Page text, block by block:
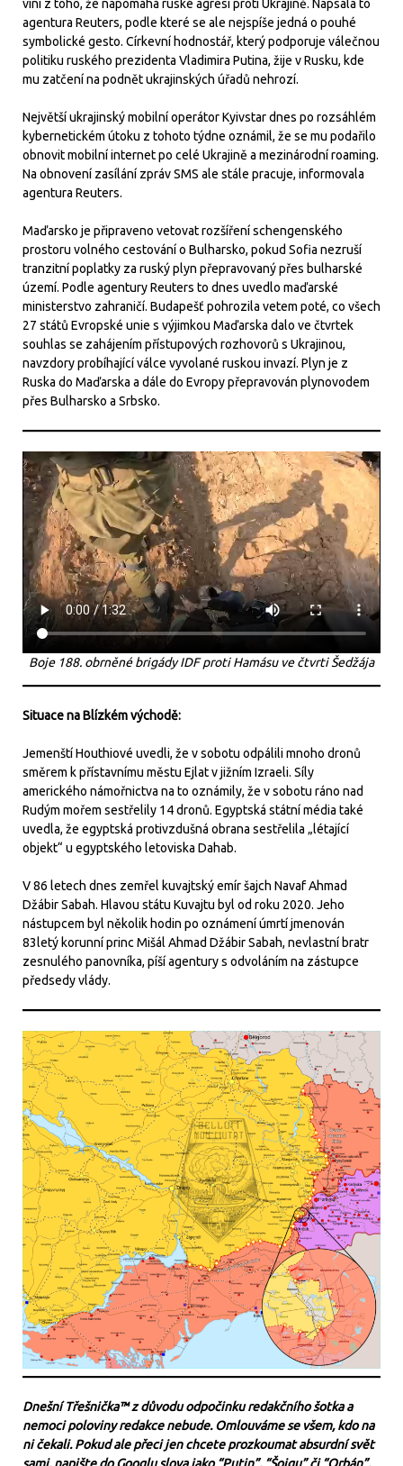
viní z toho, že napomáhá ruské agresi proti Ukrajině. Napsala to
agentura Reuters, podle které se ale nejspíše jedná o pouhé
symbolické gesto. Církevní hodnostář, který podporuje válečnou
politiku ruského prezidenta Vladimira Putina, žije v Rusku, kde
mu zatčení na podnět ukrajinských úřadů nehrozí.
Největší ukrajinský mobilní operátor Kyivstar dnes po rozsáhlém
kybernetickém útoku z tohoto týdne oznámil, že se mu podařilo
obnovit mobilní internet po celé Ukrajině a mezinárodní roaming.
Na obnovení zasílání zpráv SMS ale stále pracuje, informovala
agentura Reuters.
Maďarsko je připraveno vetovat rozšíření schengenského
prostoru volného cestování o Bulharsko, pokud Sofia nezruší
tranzitní poplatky za ruský plyn přepravovaný přes bulharské
území. Podle agentury Reuters to dnes uvedlo maďarské
ministerstvo zahraničí. Budapešť pohrozila vetem poté, co všech
27 států Evropské unie s výjimkou Maďarska dalo ve čtvrtek
souhlas se zahájením přístupových rozhovorů s Ukrajinou,
navzdory probíhající válce vyvolané ruskou invazí. Plyn je z
Ruska do Maďarska a dále do Evropy přepravován plynovodem
přes Bulharsko a Srbsko.
Boje 188. obrněné brigády IDF proti Hamásu ve čtvrti Šedžája
Situace na Blízkém východě:
Jemenští Houthiové uvedli, že v sobotu odpálili mnoho dronů
směrem k přístavnímu městu Ejlat v jižním Izraeli. Síly
amerického námořnictva na to oznámily, že v sobotu ráno nad
Rudým mořem sestřelily 14 dronů. Egyptská státní média také
uvedla, že egyptská protivzdušná obrana sestřelila „létající
objekt“ u egyptského letoviska Dahab.
V 86 letech dnes zemřel kuvajtský emír šajch Navaf Ahmad
Džábir Sabah. Hlavou státu Kuvajtu byl od roku 2020. Jeho
nástupcem byl několik hodin po oznámení úmrtí jmenován
83letý korunní princ Mišál Ahmad Džábir Sabah, nevlastní bratr
zesnulého panovníka, píší agentury s odvoláním na zástupce
předsedy vlády.
Dnešní Třešnička™ z důvodu odpočinku redakčního šotka a
nemoci poloviny redakce nebude. Omlouváme se všem, kdo na
ni čekali. Pokud ale přeci jen chcete prozkoumat absurdní svět
sami, napište do Googlu slova jako “Putin”, “Šojgu” či “Orbán”.